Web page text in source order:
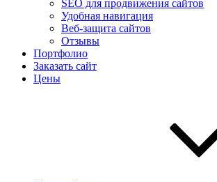
SEO для продвижения сайтов
Удобная навигация
Веб-защита сайтов
Отзывы
Портфолио
Заказать сайт
Цены